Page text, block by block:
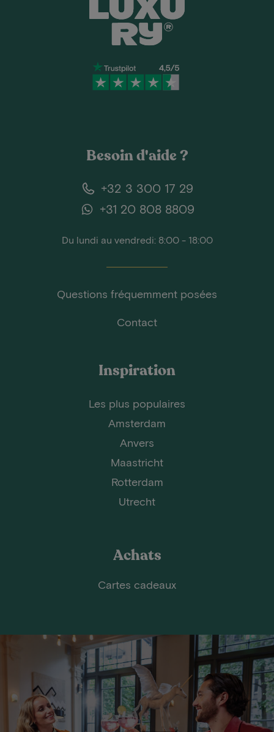
Besoin d'aide ?
+32 3 300 17 29
+31 20 808 8809
Du lundi au vendredi: 8:00 - 18:00
Questions fréquemment posées
Contact
Inspiration
Les plus populaires
Amsterdam
Anvers
Maastricht
Rotterdam
Utrecht
Achats
Cartes cadeaux